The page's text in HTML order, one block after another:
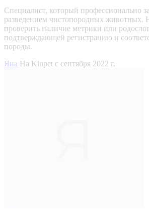
Специалист, который профессионально
разведением чистопородных животных.
проверить наличие метрики или
подтверждающей регистрацию и
породы.
Яна На Kinpet c сентября 2022 г.